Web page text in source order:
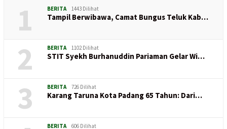
1 BERITA 1443 Dilihat
Tampil Berwibawa, Camat Bungus Teluk Kab…
2 BERITA 1102 Dilihat
STIT Syekh Burhanuddin Pariaman Gelar Wi…
3 BERITA 726 Dilihat
Karang Taruna Kota Padang 65 Tahun: Dari…
BERITA 606 Dilihat